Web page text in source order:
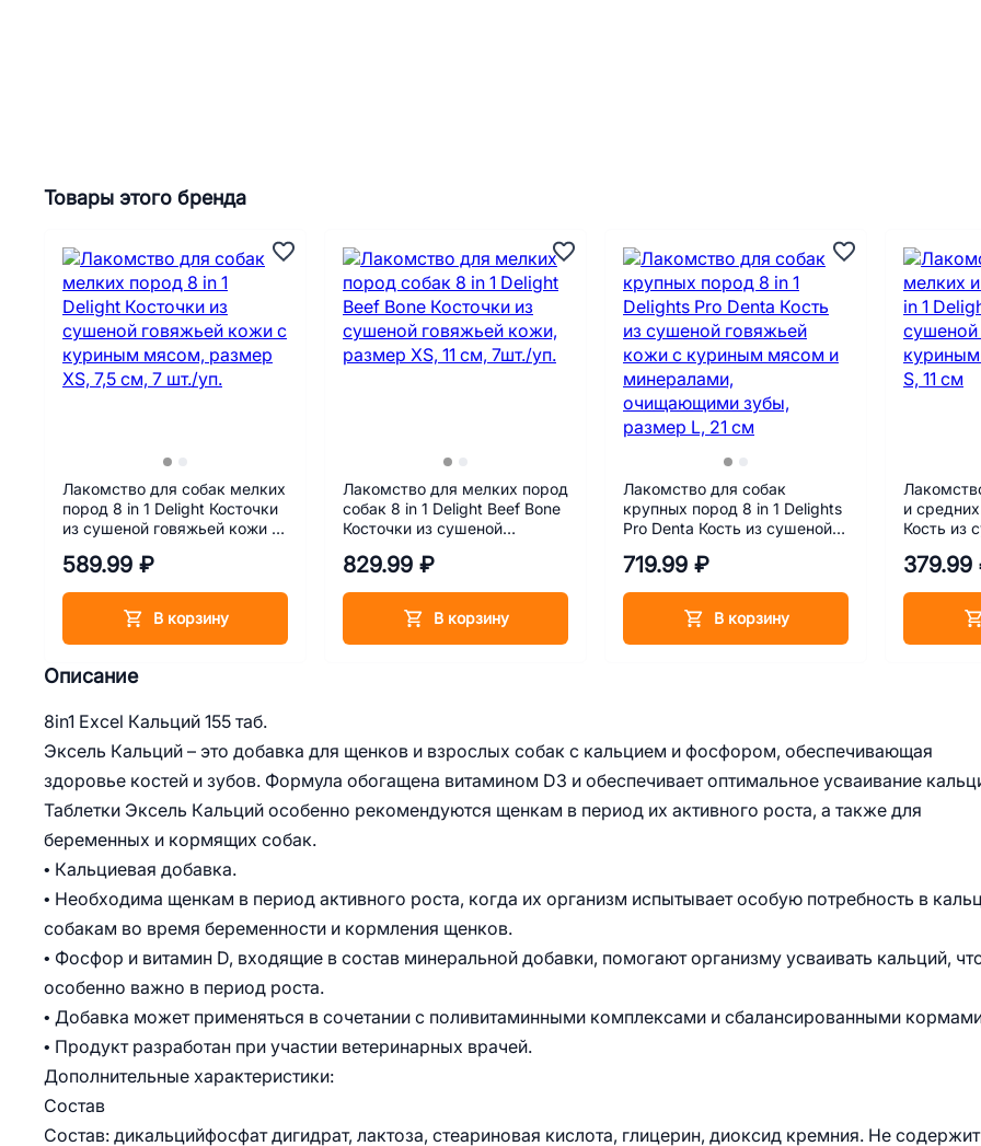
Описание
8in1 Excel Кальций 155 таб.
Эксель Кальций – это добавка для щенков и взрослых собак с кальцием и фосфором, обеспечивающая
здоровье костей и зубов. Формула обогащена витамином D3 и обеспечивает оптимальное усваивание
Таблетки Эксель Кальций особенно рекомендуются щенкам в период их активного роста, а также для
беременных и кормящих собак.
• Кальциевая добавка.
• Необходима щенкам в период активного роста, когда их организм испытывает особую потребность в
собакам во время беременности и кормления щенков.
• Фосфор и витамин D, входящие в состав минеральной добавки, помогают организму усваивать кальций,
особенно важно в период роста.
• Добавка может применяться в сочетании с поливитаминными комплексами и сбалансированными
• Продукт разработан при участии ветеринарных врачей.
Дополнительные характеристики:
Состав
Состав: дикальцийфосфат дигидрат, лактоза, стеариновая кислота, глицерин, диоксид кремния. Не содержит
Товары этого бренда
Лакомство для собак мелких
пород 8 in 1 Delight Косточки
из сушеной говяжьей кожи с
7,5 см, 7 шт./уп.
589.99 ₽
В корзину
Лакомство для мелких пород
собак 8 in 1 Delight Beef Bone
Косточки из сушеной
11 см, 7шт./уп.
829.99 ₽
В корзину
Лакомство для собак
крупных пород 8 in 1 Delights
Pro Denta Кость из сушеной
мясом и минералами,
719.99 ₽
В корзину
и
Кость из
размер S,
379.99